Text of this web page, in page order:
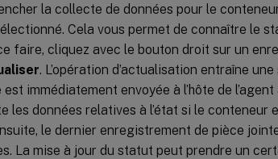
la collecte de données pour le
Cela vous permet de connaître le
faire, cliquez avec le bouton droit sur un
. L’opération d’actualisation entraîne
est immédiatement envoyée à l’hôte de
les données relatives à l’état si le conteneur
le dernier enregistrement de pièce
La mise à jour du statut peut prendre un